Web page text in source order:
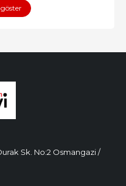
Sk. No:2 Osmangazi /